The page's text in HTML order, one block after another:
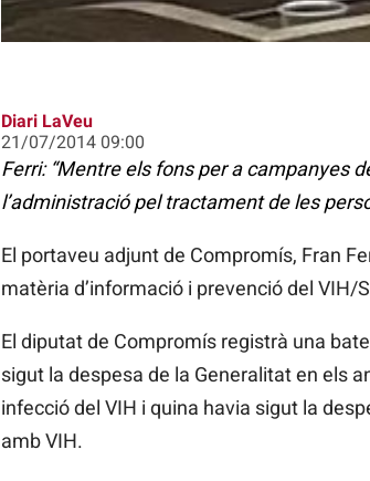
Fran Ferri
Diari LaVeu
21/07/2014 09:00
Ferri: “Mentre els fons per a campanyes
l’administració pel tractament de les
El portaveu adjunt de Compromís, Fran
matèria d’informació i prevenció del VIH/
El diputat de Compromís registrà una
sigut la despesa de la Generalitat en els
infecció del VIH i quina havia sigut la
amb VIH.